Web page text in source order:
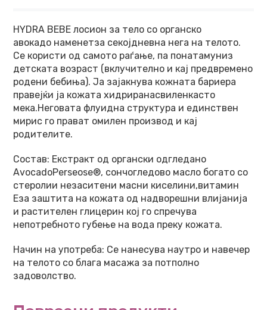
HYDRA BEBE лосион за тело со органско
авокадо наменетза секојдневна нега на телото.
Се користи од самото раѓање, па понатамуниз
детската возраст (вклучително и кај предвремено
родени бебиња). Ја зајакнува кожната бариера
правејќи ја кожата хидриранасвиленкасто
мека.Неговата флуидна структура и единствен
мирис го прават омилен производ и кај
родителите.
Состав: Екстракт од органски одгледано
AvocadoPerseose®, сончогледово масло богато со
стеролии незаситени масни киселини,витамин
Еза заштита на кожата од надворешни влијанија
и растителен глицерин кој го спречува
непотребното губење на вода преку кожата.
Начин на употреба: Се нанесува наутро и навечер
на телото со блага масажа за потполно
задоволствo.